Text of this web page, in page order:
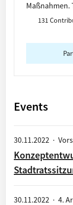
Maßnahmen.
Sie Ihre Idee
Merkmale an
(wenn
131
Events
30.11.2022 ·
30.11.2022 · 4.